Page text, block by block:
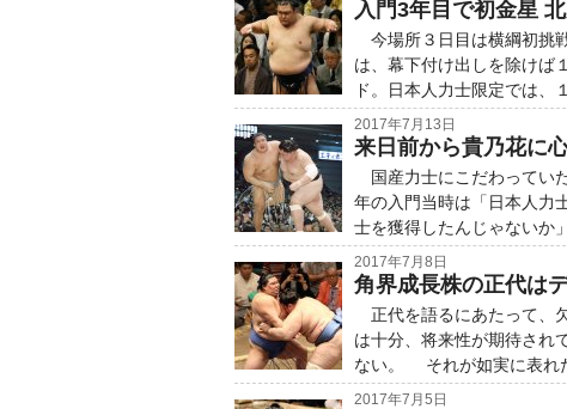
入門3年目で初金星
今場所３日目は横綱初挑
は、幕下付け出しを除けば
ド。日本人力士限定では、
2017年7月13日
来日前から貴乃花に
国産力士にこだわってい
年の入門当時は「日本人力
士を獲得したんじゃない
2017年7月8日
角界成長株の正代は
正代を語るにあたって、
は十分、将来性が期待され
ない。 それが如実に表れ
2017年7月5日